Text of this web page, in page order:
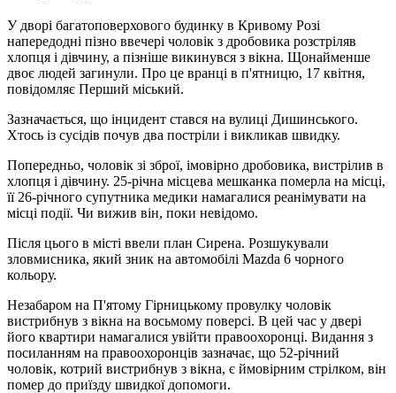
У дворі багатоповерхового будинку в Кривому Розі
напередодні пізно ввечері чоловік з дробовика розстріляв
хлопця і дівчину, а пізніше викинувся з вікна. Щонайменше
двоє людей загинули. Про це вранці в п'ятницю, 17 квітня,
повідомляє Перший міський.
Зазначається, що інцидент стався на вулиці Дишинського.
Хтось із сусідів почув два постріли і викликав швидку.
Попередньо, чоловік зі зброї, імовірно дробовика, вистрілив в
хлопця і дівчину. 25-річна місцева мешканка померла на місці,
її 26-річного супутника медики намагалися реанімувати на
місці події. Чи вижив він, поки невідомо.
Після цього в місті ввели план Сирена. Розшукували
зловмисника, який зник на автомобілі Mazda 6 чорного
кольору.
Незабаром на П'ятому Гірницькому провулку чоловік
вистрибнув з вікна на восьмому поверсі. В цей час у двері
його квартири намагалися увійти правоохоронці. Видання з
посиланням на правоохоронців зазначає, що 52-річний
чоловік, котрий вистрибнув з вікна, є ймовірним стрілком, він
помер до приїзду швидкої допомоги.